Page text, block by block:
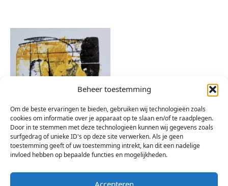
Beheer toestemming
Om de beste ervaringen te bieden, gebruiken wij technologieën zoals
cookies om informatie over je apparaat op te slaan en/of te raadplegen.
Door in te stemmen met deze technologieën kunnen wij gegevens zoals
surfgedrag of unieke ID's op deze site verwerken. Als je geen
toestemming geeft of uw toestemming intrekt, kan dit een nadelige
invloed hebben op bepaalde functies en mogelijkheden.
Accepteren